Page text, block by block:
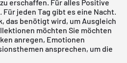
erschaffen. Für alles Positive
jeden Tag gibt es eine Nacht.
das benötigt wird, um Ausgleich
möchten Sie möchten
anregen, Emotionen
ansprechen, um die